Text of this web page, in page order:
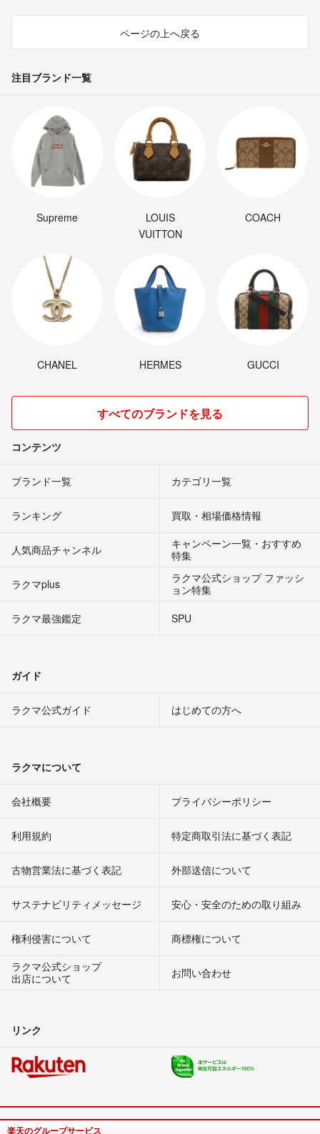
ページの上へ戻る
注目ブランド一覧
Supreme
LOUIS
VUITTON
COACH
CHANEL HERMES GUCCI
すべてのブランドを見る
コンテンツ
ブランド一覧 カテゴリ一覧
ランキング 買取・相場価格情報
人気商品チャンネル
キャンペーン一覧・おすすめ
特集
ラクマplus
ラクマ公式ショップ ファッシ
ョン特集
ラクマ最強鑑定
SPU
ガイド
ラクマ公式ガイド はじめての方へ
ラクマについて
会社概要 プライバシーポリシー
利用規約 特定商取引法に基づく表記
古物営業法に基づく表記 外部送信について
サステナビリティメッセージ 安心・安全のための取り組み
権利侵害について
商標権について
ラクマ公式ショップ
出店について
お問い合わせ
リンク
楽天のグループサービス